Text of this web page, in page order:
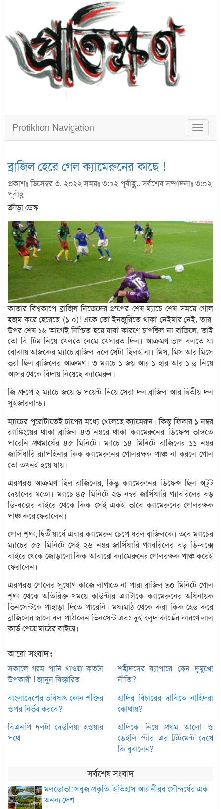
Toggle
Protikhon Navigation
ব্রাজিল হেরে গেল ক্যামেরুনের কাছে !
প্রকাশঃ ডিসেম্বর ৩, ২০২২ সময়ঃ ৩:০২ পূর্বাহ্ণ.. সর্বশেষ সম্পাদনাঃ ৩:০২
পূর্বাহ্ণ
ক্রীড়া ডেস্ক
কাতার বিশ্বকাপে ব্রাজিল নিজেদের গ্রুপের শেষ ম্যাচে শেষ সময়ে গোল
হজম করে হেরেছে (১-০)! একে তো ইনজুরিতে থাকা নেইমার নেই, তার
উপর শেষ ১৬ আগেই নিশ্চিত হয়ে যাবা কারণে চাপছিল না ব্রাজিলে, তাই
তো বি টিম নিয়ে খেলতে নেমে খেসারত দিল। আক্রমণ ভাগ বলতে যা
বোঝায় আজকের ম্যাচে ব্রাজিল দলে সেটা ছিলই না। মিস, মিস আর মিসে
ভরা ছিল ব্রাজিলের আক্রমণ। ৩ ম্যাচে ১ জয় আর ১ হার আর ১ ড্র নিয়ে
আসর থেকে বিদায় নিয়েছে ক্যামেরুন।
জি গ্রুপে ২ ম্যাচে জয়ে ৬ পয়েন্ট নিয়ে সেরা দল ব্রাজিল আর দ্বিতীয় দল
সুইজারলান্ড।
ম্যাচের পুরোটাতেই চাপের মধ্যে খেলেছে ক্যামেরুন। কিন্তু ফিফার ১ নম্বর
র‌্যাঙ্কিংয়ের থাকা ব্রাজিল ৪৩ নম্বরে থাকা ক্যামেরুনের ডিফেন্স ভাঙ্গতে
পারেনি প্রথমার্ধের ৪৫ মিনিটে। ম্যাচে ১৪ মিনিটে ব্রাজিলের ১১ নম্বর
জার্সিধারি র‌্যাপহিনার কিক ক্যামেরুনের গোলরক্ষক পাঞ্চ না করলে গোল
তো তখনই হয়ে যায়।
এরপরও আক্রমণ ছিল ব্রাজিলের, কিন্তু ক্যামেরুনের ডিফেন্স ছিল অটুট
দেয়ালের মতো। ম্যাচে ৪৫ মিনিটে ২৬ নম্বর জার্সিধারি গ্যাবরিলের বড়
ডি-বক্সের বাইরে থেকে কিক সেই একই ভাবে ক্যামেরুনের গোলরক্ষক
পাঞ্চ করে ফেরালেন।
গোল শূণ্য, দ্বিতীয়ার্ধে এবার ক্যামেরুন চেপে ধরল ব্রাজিলকে। তবে ম্যাচের
ম্যাচের ৫৫ মিনিটে সেই ২৬ নম্বর জার্সিধারি গ্যাবরিলের বড় ডি-বক্সে
বাইরে থেকে জোড়ালো কিক আবারো ক্যামেরুনের গোলরক্ষক পাঞ্চ করেই
ফেরালেন।
এরপরও গোলের সুযোগ কাজে লাগাতে না পারা ব্রাজিল ৯০ মিনিটে গোল
শূণ্য থেকে অতিরিক্ত সময়ে কাউন্টার এ্যাটাকে ক্যামেরুনের অধিনায়ক
ভিনসেন্টকে পাহাড়া দিতে পারেনি। মধ্যমাঠ থেকে করা কিক হেড করে
ব্রাজিলের জালে বল পাঠালেন ভিনসেন্ট এবং ‍দুই হলুদ কার্ডের কারণে লাল
কার্ড পেয়ে মাঠের বাইরে।
আরো সংবাদঃ
সকালে গরম পানি খাওয়া কতটা
উপকারী ! জানুন বিস্তারিত
শহীদদের ব্যাপারে কেন দুমুখো
নীতি?
বাংলাদেশের ভবিষ্যৎ কোন শক্তির
ওপর নির্ভর করবে?
হাদির বিচারের দাবিতে নাহিদরা
কোথায়?
বিএনপি দলটা দেউলিয়া হওয়ার
পথে
হাদিকে নিয়ে প্রথম আলো ও
ডেইলি স্টার এর ট্রিটমেন্ট দেখে
কি বুঝলেন?
সর্বশেষ সংবাদ
মলডোভা: সবুজ প্রকৃতি, ইতিহাস আর নীরব সৌন্দর্যের এক
অনন্য দেশ